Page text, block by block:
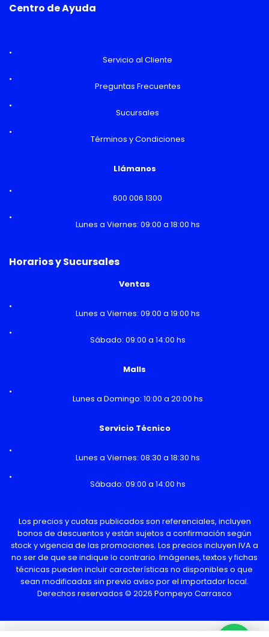
Centro de Ayuda
Servicio al Cliente
Preguntas Frecuentes
Sucursales
Términos y Condiciones
Llámanos
600 006 1300
Lunes a Viernes: 09:00 a 18:00 hs
Horarios y Sucursales
Ventas
Lunes a Viernes: 09:00 a 19:00 hs
Sábado: 09:00 a 14:00 hs
Malls
Lunes a Domingo: 10:00 a 20:00 hs
Servicio Técnico
Lunes a Viernes: 08:30 a 18:30 hs
Sábado: 09:00 a 14:00 hs
Los precios y cuotas publicados son referenciales, incluyen
bonos de descuentos y están sujetos a confirmación según
stock y vigencia de las promociones. Los precios incluyen IVA a
no ser de que se indique lo contrario. Imágenes, textos y fichas
técnicas pueden incluir características no disponibles o que
sean modificadas sin previo aviso por el importador local.
Derechos reservados © 2026 Pompeyo Carrasco